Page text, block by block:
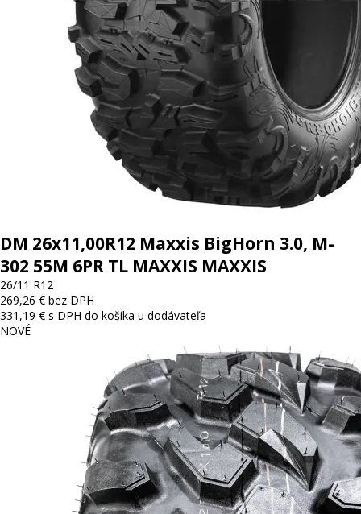
DM 26x11,00R12 Maxxis BigHorn 3.0, M-
302 55M 6PR TL MAXXIS MAXXIS
26/11 R12
269,26 € bez DPH
331,19 € s DPH do košíka u dodávateľa
NOVÉ